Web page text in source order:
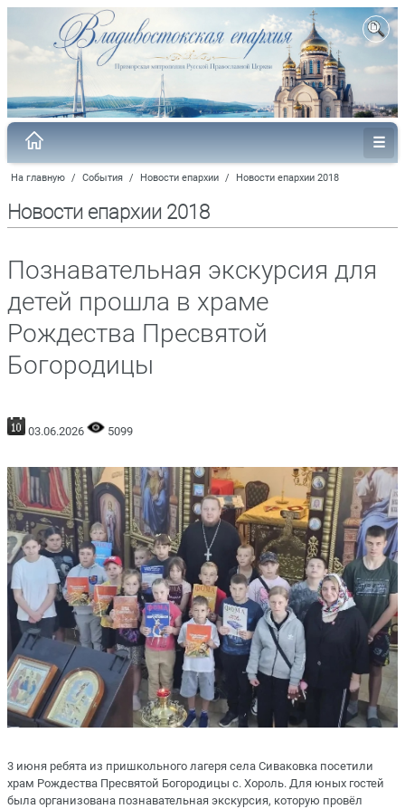
На главную / События / Новости епархии / Новости епархии 2018
Новости епархии 2018
Познавательная экскурсия для
детей прошла в храме
Рождества Пресвятой
Богородицы
03.06.2026 5099
3 июня ребята из пришкольного лагеря села Сиваковка посетили
храм Рождества Пресвятой Богородицы с. Хороль. Для юных гостей
была организована познавательная экскурсия, которую провёл